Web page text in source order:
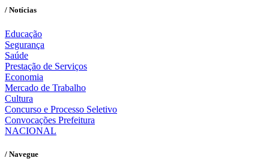
/ Notícias
Educação
Segurança
Saúde
Prestação de Serviços
Economia
Mercado de Trabalho
Cultura
Concurso e Processo Seletivo
Convocações Prefeitura
NACIONAL
/ Navegue